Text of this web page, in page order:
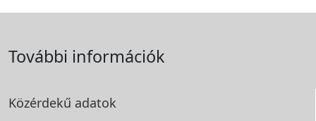
További információk
Közérdekű adatok